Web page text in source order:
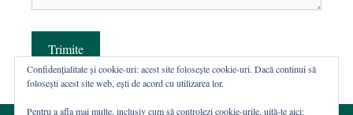
Trimite
Confidențialitate și cookie-uri: acest site folosește cookie-uri. Dacă continui să
folosești acest site web, ești de acord cu utilizarea lor.
Pentru a afla mai multe, inclusiv cum să controlezi cookie-urile, uită-te aici: